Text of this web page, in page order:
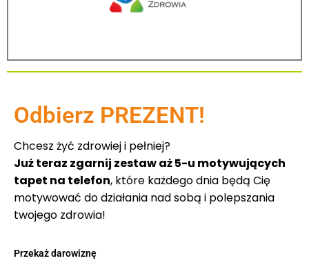
Odbierz PREZENT!
Chcesz żyć zdrowiej i pełniej?
Już teraz zgarnij zestaw aż 5-u motywujących
tapet na telefon, które każdego dnia będą Cię
motywować do działania nad sobą i polepszania
twojego zdrowia!
Przekaż darowiznę